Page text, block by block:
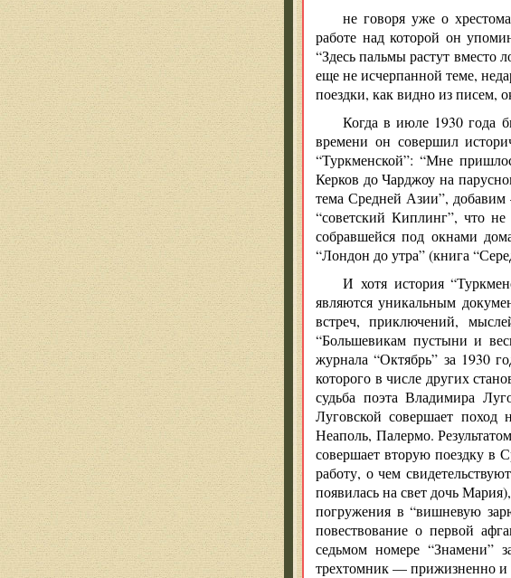
не говоря уже о
работе над которой он
“Здесь пальмы растут вместо
еще не исчерпанной теме,
поездки, как видно из писем,
Когда в июле 1930 года
времени он совершил
“Туркменской”: “Мне
Керков до Чарджоу на
тема Средней Азии”,
“советский Киплинг”, что
собравшейся под окнами
“Лондон до утра” (книга
И хотя история
являются уникальным
встреч, приключений,
“Большевикам пустыни и
журнала “Октябрь” за 1930
которого в числе других
судьба поэта Владимира
Луговской совершает
Неаполь, Палермо.
совершает вторую поездку
работу, о чем
появилась на свет дочь
погружения в “вишневую
повествование о первой
седьмом номере “Знамени”
трехтомник — прижизненно и